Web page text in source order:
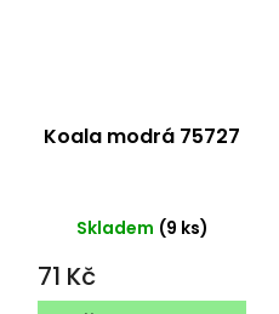
Koala modrá 75727
Skladem (9 ks)
71 Kč